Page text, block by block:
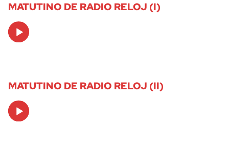
MATUTINO DE RADIO RELOJ (I)
Audio
Player
MATUTINO DE RADIO RELOJ (II)
Audio
Player